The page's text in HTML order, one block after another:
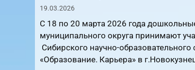
19.03.2026
С 18 по 20 марта 2026 года
муниципального округа принимают
Сибирского научно-
«Образование. Карьера» в